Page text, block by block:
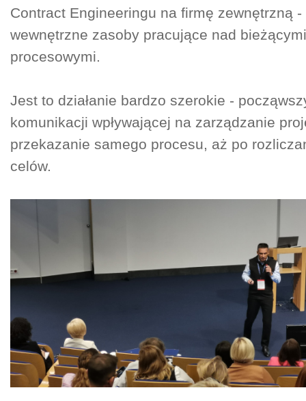
Contract Engineeringu na firmę zewnętrzną
wewnętrzne zasoby pracujące nad
procesowymi.
Jest to działanie bardzo szerokie -
komunikacji wpływającej na zarządzanie
przekazanie samego procesu, aż po
celów.